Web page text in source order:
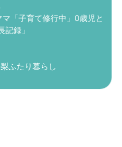
「子育て修行中」0歳児と
記録」
ふたり暮らし